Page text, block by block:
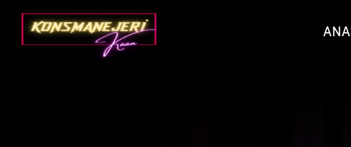
Deprecated: json_decode(): Passing null to parameter #1 ($json) of